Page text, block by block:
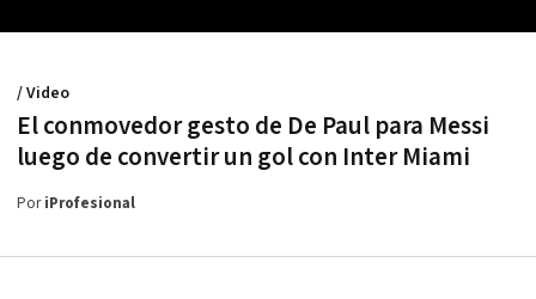
El conmovedor gesto de De Paul para Messi
luego de convertir un gol con Inter Miami
/ Video
PoriProfesional